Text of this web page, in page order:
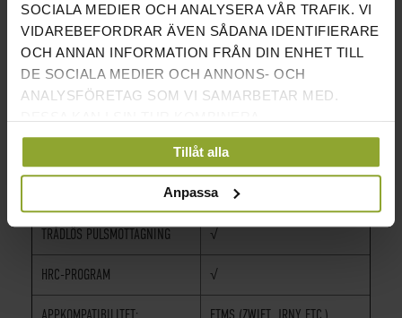
SOCIALA MEDIER OCH ANALYSERA VÅR TRAFIK. VI
VIDAREBEFORDRAR ÄVEN SÅDANA IDENTIFIERARE
OCH ANNAN INFORMATION FRÅN DIN ENHET TILL
DE SOCIALA MEDIER OCH ANNONS- OCH
ANALYSFÖRETAG SOM VI SAMARBETAR MED.
INFORMATIONEN MED ANNAN INFORMATION SOM
DU HAR TILLHANDAHÅLLIT ELLER SOM DE HAR
SAMLAT IN NÄR DU HAR ANVÄNT DERAS
Tillåt alla
Anpassa
MOTSTÅNDSNIVÅER 25 ST
DISPLAY LCD 7''
√
√
TRÅDLÖS PULSMOTTAGNING √
HRC-PROGRAM √